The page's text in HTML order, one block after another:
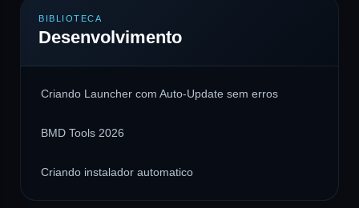
BIBLIOTECA
Desenvolvimento
Criando Launcher com Auto-Update sem erros
BMD Tools 2026
Criando instalador automatico